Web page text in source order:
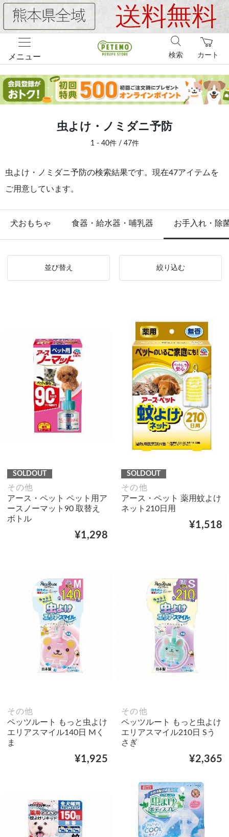
メニュー カート
検索
虫よけ・ノミダニ予防
1 - 40件 / 47件
虫よけ・ノミダニ予防の検索結果です。現在47アイテムを
ご用意しています。
犬おもちゃ 食器・給水器・哺乳器 お手入れ・除
並び替え 絞り込む
SOLDOUT
その他
アース・ペット ペット用ア
ースノーマット90 取替え
ボトル
¥1,298
SOLDOUT
その他
アース・ペット 薬用蚊よけ
ネット210日用
¥1,518
その他
ペッツルート もっと虫よけ
エリアスマイル140日 Mく
ま
¥1,925
その他
ペッツルート もっと虫よけ
エリアスマイル210日 Sう
さぎ
¥2,365